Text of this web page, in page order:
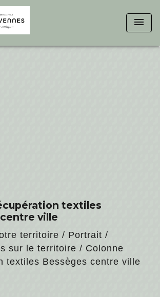
menu
textiles
ville
territoire / Portrait /
sur le territoire / Colonne
textiles Bessèges centre ville